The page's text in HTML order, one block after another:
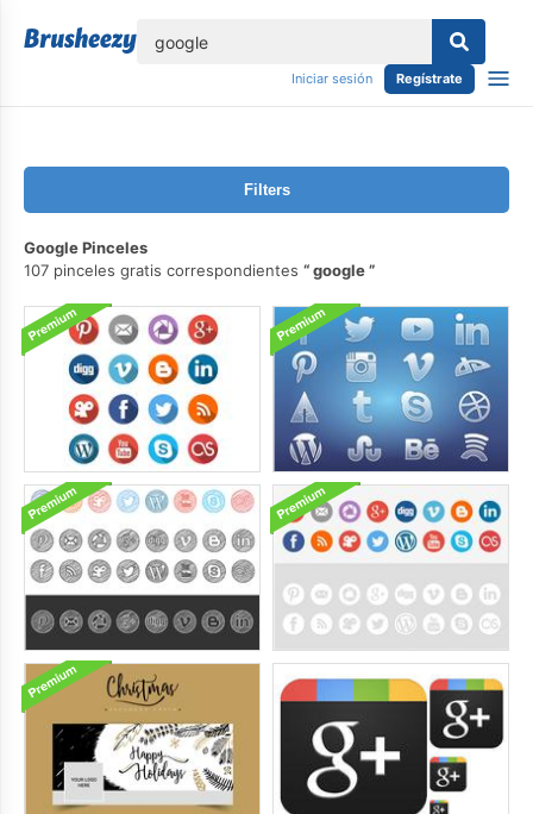
Iniciar sesión Regístrate
Filters
Google Pinceles
107 pinceles gratis correspondientes
google